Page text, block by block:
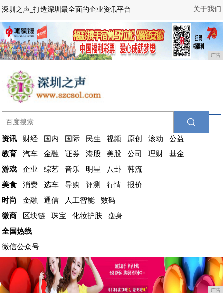
关于我们
深圳之声_打造深圳最全面的企业资讯平台
广告
资讯 财经 国内 国际 民生 视频 原创 滚动
公益
教育
汽车 金融 证券 港股 美股 公司 理财
基金
游戏
企业 综艺 音乐 明星 八卦
韩流
美食
消费 选车 导购 评测 行情
报价
时尚
金融 通信 人工智能
数码
微商
区块链 珠宝 化妆护肤
瘦身
全国热线
微信公众号
广告